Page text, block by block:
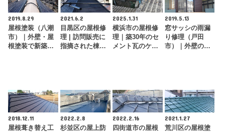
2019.8.29
屋根塗装（八潮
市）｜外壁・屋
根塗装で新築時
2021.6.2
目黒区の屋根修
理 | 訪問販売に
指摘された棟板
2025.1.31
横浜市の屋根修
理｜築30年のセ
メント瓦のケラ
2019.5.13
窓サッシの雨漏
り修理（戸田
市）｜外壁の部
2018.12.11
屋根葺き替え工
2022.2.8
杉並区の屋上防
2022.2.16
四街道市の屋根
2021.1.27
荒川区の屋根塗